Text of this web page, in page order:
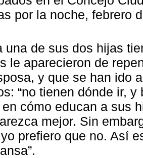
por la noche, febrero
una de sus dos hijas
le aparecieron de
y que se han ido
“no tienen dónde ir,
en cómo educan a sus
mejor. Sin
prefiero que no. Así